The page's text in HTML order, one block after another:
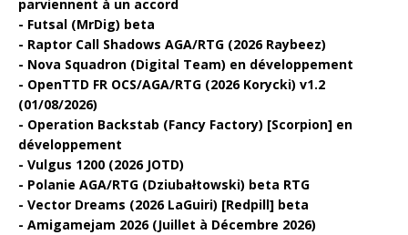
parviennent à un accord
Futsal (MrDig) beta
Raptor Call Shadows AGA/RTG (2026 Raybeez)
Nova Squadron (Digital Team) en développement
OpenTTD FR OCS/AGA/RTG (2026 Korycki) v1.2
(01/08/2026)
Operation Backstab (Fancy Factory) [Scorpion] en
développement
Vulgus 1200 (2026 JOTD)
Polanie AGA/RTG (Dziubałtowski) beta RTG
Vector Dreams (2026 LaGuiri) [Redpill] beta
Amigamejam 2026 (Juillet à Décembre 2026)